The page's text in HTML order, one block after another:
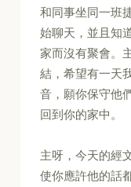
和同事坐同一班
始聊天，並且知
家而沒有聚會。
結，希望有一天
音，願你保守他
回到你的家中。
主呀，今天的經
使你應許他的話